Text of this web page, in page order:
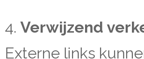
4. Verwijzend
Externe links